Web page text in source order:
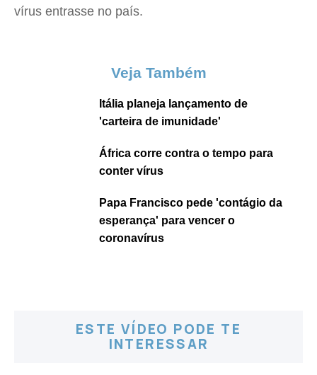
vírus entrasse no país.
Veja Também
Itália planeja lançamento de
'carteira de imunidade'
África corre contra o tempo para
conter vírus
Papa Francisco pede 'contágio da
esperança' para vencer o
coronavírus
ESTE VÍDEO PODE TE
INTERESSAR